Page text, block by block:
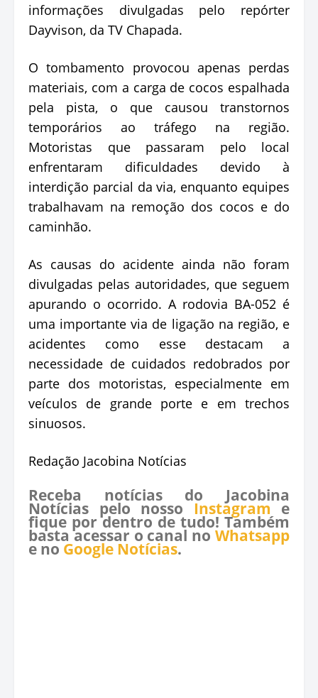
informações divulgadas pelo repórter
Dayvison, da TV Chapada.
O tombamento provocou apenas perdas
materiais, com a carga de cocos espalhada
pela pista, o que causou transtornos
temporários ao tráfego na região.
Motoristas que passaram pelo local
enfrentaram dificuldades devido à
interdição parcial da via, enquanto equipes
trabalhavam na remoção dos cocos e do
caminhão.
As causas do acidente ainda não foram
divulgadas pelas autoridades, que seguem
apurando o ocorrido. A rodovia BA-052 é
uma importante via de ligação na região, e
acidentes como esse destacam a
necessidade de cuidados redobrados por
parte dos motoristas, especialmente em
veículos de grande porte e em trechos
sinuosos.
Redação Jacobina Notícias
Receba notícias do Jacobina
Notícias pelo nosso Instagram e
fique por dentro de tudo! Também
basta acessar o canal no Whatsapp
e no Google Notícias.